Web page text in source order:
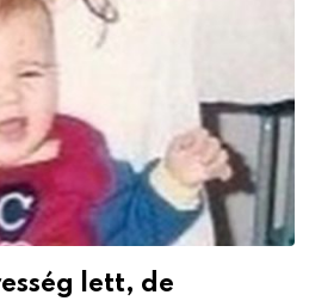
lett, de